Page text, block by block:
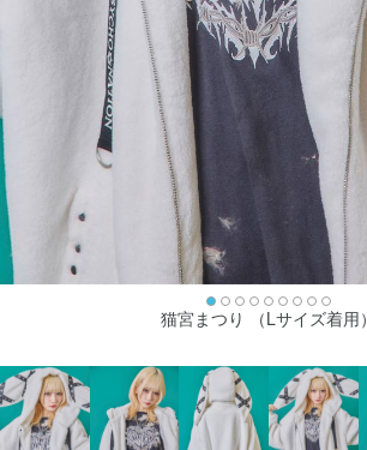
猫宮まつり （Lサイズ着用）